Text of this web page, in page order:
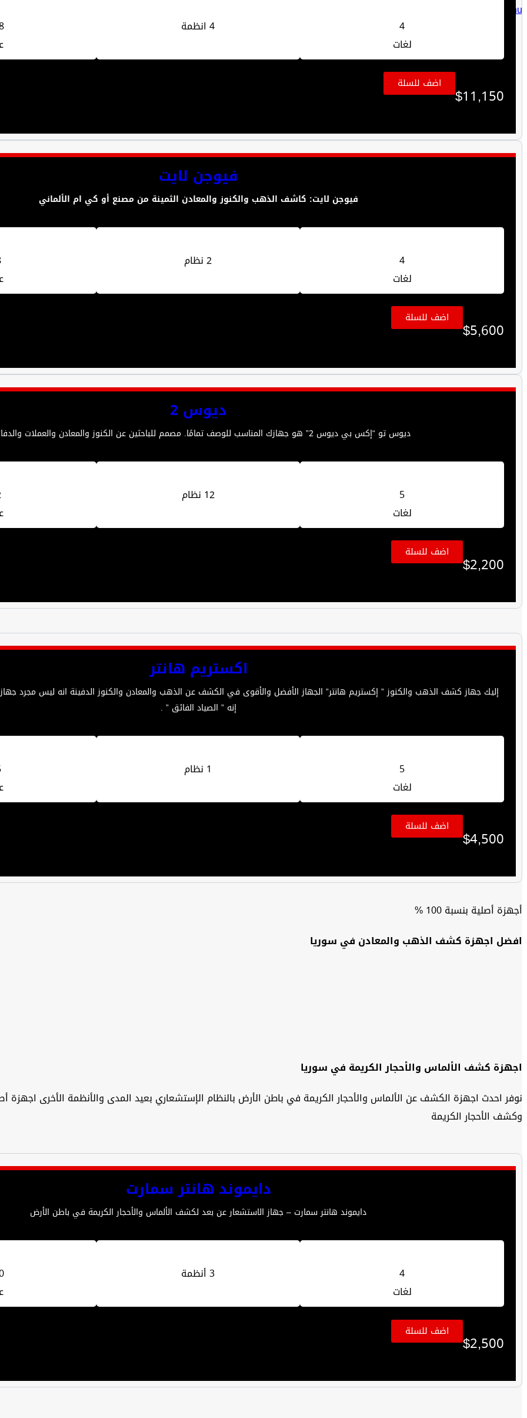
Menu
En
4
لغات
4 انظمة
$11,150
اضف للسلة
فيوجن لايت
فيوجن لايت: كاشف الذهب والكنوز والمعادن الثمينة من مصنع أو كي ام الألماني
4
لغات
2 نظام
$5,600
اضف للسلة
ديوس 2
ديوس تو “إكس بي ديوس 2” هو جهازك المناسب للوصف تمامًا. مصمم للباحثين عن الكنوز والمعادن والعملات والدفائن !
5
لغات
12 نظام
$2,200
اضف للسلة
اكستريم هانتر
إليك جهاز كشف الذهب والكنوز ” إكستريم هانتر” الجهاز الأفضل والأقوى في الكشف عن الذهب والمعادن والكنوز الدفينة انه ليس مجرد
إنه ” الصياد الفائق ” .
5
لغات
1 نظام
$4,500
اضف للسلة
أجهزة أصلية بنسبة 100 %
افضل اجهزة كشف الذهب والمعادن في سوريا
اجهزة كشف الألماس والأحجار الكريمة في سوريا
وكشف الأحجار الكريمة
دايموند هانتر سمارت
دايموند هانتر سمارت – جهاز الاستشعار عن بعد لكشف الألماس والأحجار الكريمة في باطن الأرض
4
لغات
3 أنظمة
$2,500
اضف للسلة